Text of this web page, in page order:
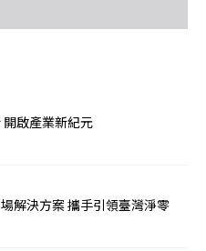
為科技注入創新 開啟產業新紀元
解決方案 攜手引領臺灣淨零